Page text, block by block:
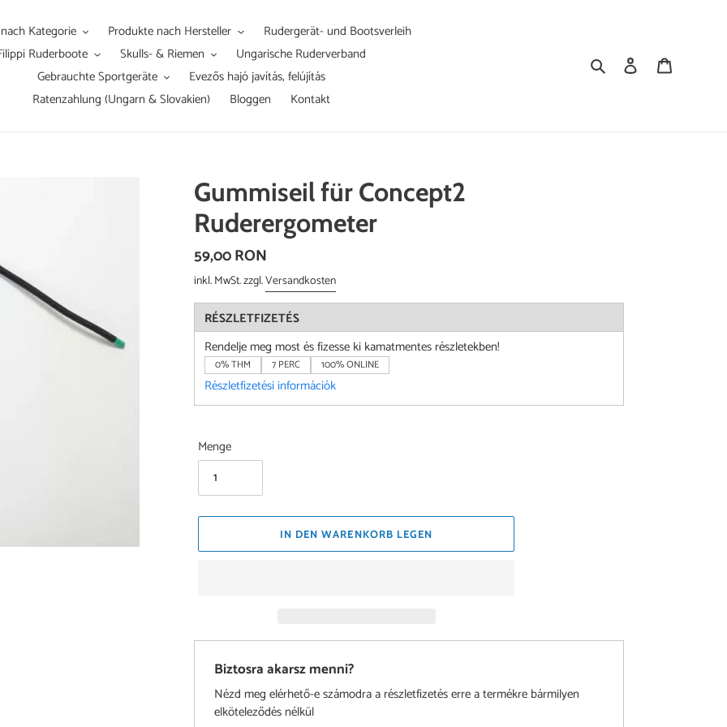
Kategorie Produkte nach Hersteller
Rudergerät- und Bootsverleih
Ruderboote
Skulls- & Riemen
Ungarische Ruderverband
Gebrauchte Sportgeräte
Evezős hajó javítás, felújítás
Ratenzahlung (Ungarn & Slovakien)
Bloggen Kontakt
Suchen Einloggen
Gummiseil für Concept2
Ruderergometer
Normaler
Preis
59,00 RON
inkl. MwSt. zzgl.Versandkosten
RÉSZLETFIZETÉS
Rendelje meg most és fizesse ki kamatmentes részletekben!
0% THM 7 PERC 100% ONLINE
Részletfizetési információk
Menge
IN DEN WARENKORB LEGEN
Biztosra akarsz menni?
Nézd meg elérhető-e számodra a részletfizetés erre a termékre bármilyen
elköteleződés nélkül